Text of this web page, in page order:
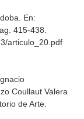
En:
415-438.
articulo_20.pdf
Coullaut Valera
de Arte.